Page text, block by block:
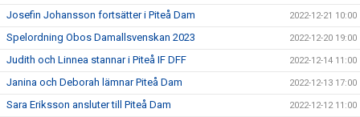
Josefin Johansson fortsätter i Piteå Dam 2022-12-21 10:00
Spelordning Obos Damallsvenskan 2023 2022-12-20 19:00
Judith och Linnea stannar i Piteå IF DFF 2022-12-14 11:00
Janina och Deborah lämnar Piteå Dam 2022-12-13 17:00
Sara Eriksson ansluter till Piteå Dam 2022-12-12 11:00